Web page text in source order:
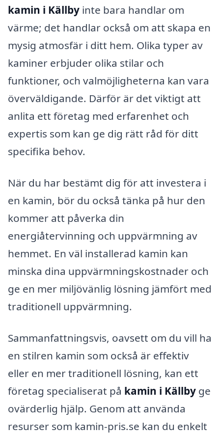
kamin i Källby inte bara handlar om
värme; det handlar också om att skapa en
mysig atmosfär i ditt hem. Olika typer av
kaminer erbjuder olika stilar och
funktioner, och valmöjligheterna kan vara
överväldigande. Därför är det viktigt att
anlita ett företag med erfarenhet och
expertis som kan ge dig rätt råd för ditt
specifika behov.
När du har bestämt dig för att investera i
en kamin, bör du också tänka på hur den
kommer att påverka din
energiåtervinning och uppvärmning av
hemmet. En väl installerad kamin kan
minska dina uppvärmningskostnader och
ge en mer miljövänlig lösning jämfört med
traditionell uppvärmning.
Sammanfattningsvis, oavsett om du vill ha
en stilren kamin som också är effektiv
eller en mer traditionell lösning, kan ett
företag specialiserat på kamin i Källby ge
ovärderlig hjälp. Genom att använda
resurser som kamin-pris.se kan du enkelt